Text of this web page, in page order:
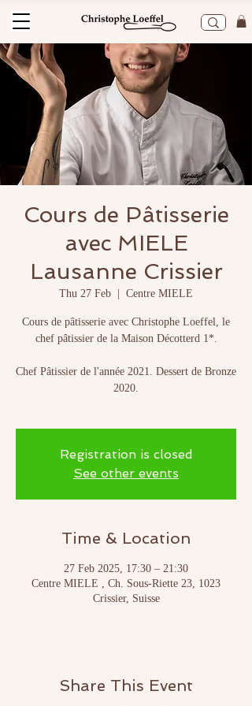
Cours de Pâtisserie
avec MIELE
Lausanne Crissier
Thu 27 Feb
  |
Centre MIELE
Cours de pâtisserie avec Christophe Loeffel, le
chef pâtissier de la Maison Décotterd 1*.
Chef Pâtissier de l'année 2021. Dessert de Bronze
2020.
Registration is closed
See other events
Time & Location
27 Feb 2025, 17:30 – 21:30
Centre MIELE , Ch. Sous-Riette 23, 1023
Crissier, Suisse
Share This Event